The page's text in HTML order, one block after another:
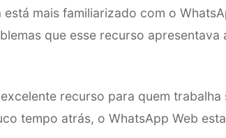
mais familiarizado com o
que esse recurso apresentava
recurso para quem
tempo atrás, o WhatsApp Web